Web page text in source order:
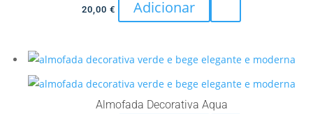
20,00 € Adicionar
Almofada Decorativa Aqua